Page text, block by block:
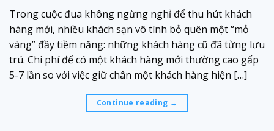
Trong cuộc đua không ngừng nghỉ để thu hút khách
hàng mới, nhiều khách sạn vô tình bỏ quên một “mỏ
vàng” đầy tiềm năng: những khách hàng cũ đã từng lưu
trú. Chi phí để có một khách hàng mới thường cao gấp
5-7 lần so với việc giữ chân một khách hàng hiện […]
Continue reading →